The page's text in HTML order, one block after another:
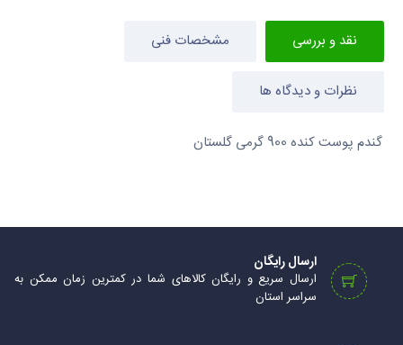
نقد و بررسی مشخصات فنی
نظرات و دیدگاه ها
گندم پوست کنده 900 گرمی گلستان
ارسال رایگان
ارسال سریع و رایگان کالاهای شما در کمترین زمان ممکن به
سراسر استان